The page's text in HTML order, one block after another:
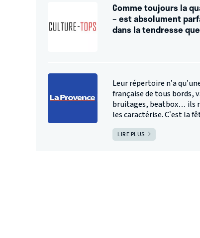
Comme toujours la
– est absolument
dans la tendresse
Leur répertoire n’a
française de tous bords,
bruitages, beatbox… ils
les caractérise. C’est la
LIRE PLUS